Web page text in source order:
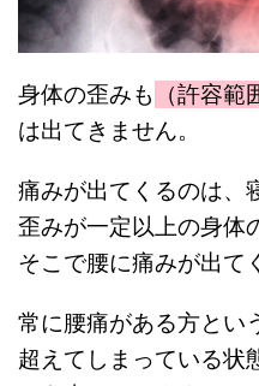
身体の歪みも （許容範
は出てきません。
痛みが出てくるのは、
歪みが一定以上の身体
そこで腰に痛みが出て
常に腰痛がある方とい
超えてしまっている状